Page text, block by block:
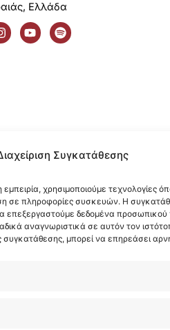
Συγκατάθεσης
χρησιμοποιούμε τεχνολογίες
σε πληροφορίες συσκευών. Η
επεξεργαστούμε δεδομένα
αναγνωριστικά σε αυτόν τον
μπορεί να επηρεάσει
Ελλάδα
Y
o
u
S
p
o